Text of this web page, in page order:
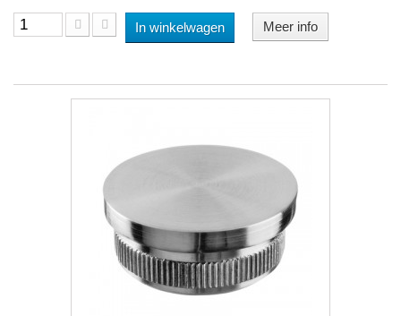
In winkelwagen Meer info